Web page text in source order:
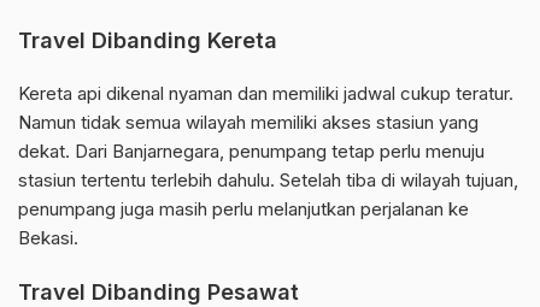
Travel Dibanding Kereta
Kereta api dikenal nyaman dan memiliki jadwal cukup teratur.
Namun tidak semua wilayah memiliki akses stasiun yang
dekat. Dari Banjarnegara, penumpang tetap perlu menuju
stasiun tertentu terlebih dahulu. Setelah tiba di wilayah tujuan,
penumpang juga masih perlu melanjutkan perjalanan ke
Bekasi.
Travel Dibanding Pesawat